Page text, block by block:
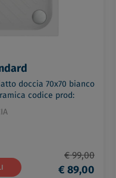
doccia 70x70 bianco
codice prod:
€ 99,00
€ 89,00